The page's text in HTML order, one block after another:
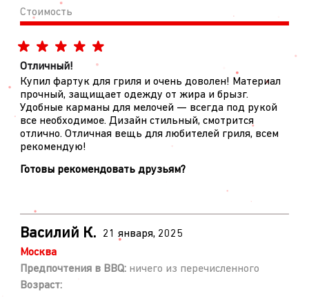
Стоимость
Отличный!
Купил фартук для гриля и очень доволен! Материал
прочный, защищает одежду от жира и брызг.
Удобные карманы для мелочей — всегда под рукой
все необходимое. Дизайн стильный, смотрится
отлично. Отличная вещь для любителей гриля, всем
рекомендую!
Готовы рекомендовать друзьям?
Василий К.
21 января, 2025
Москва
Предпочтения в BBQ: ничего из перечисленного
Возраст: